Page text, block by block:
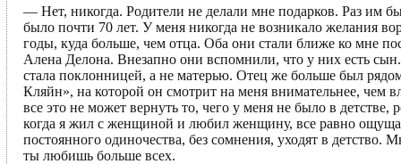
— Нет, никогда. Родители не делали мне подарков. Раз им
было почти 70 лет. У меня никогда не возникало желания
годы, куда больше, чем отца. Оба они стали ближе ко мне
Алена Делона. Внезапно они вспомнили, что у них есть
стала поклонницей, а не матерью. Отец же больше был
Кляйн», на которой он смотрит на меня внимательнее,
все это не может вернуть то, чего у меня не было в
когда я жил с женщиной и любил женщину, все равно
постоянного одиночества, без сомнения, уходят в детство.
ты любишь больше всех.